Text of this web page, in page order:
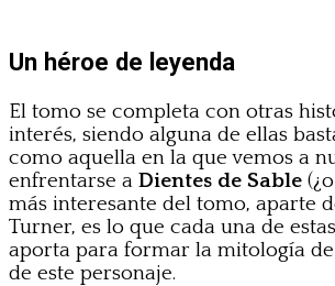
Un héroe de leyenda
El tomo se completa con otras
interés, siendo alguna de ellas
como aquella en la que vemos a
enfrentarse a Dientes de Sable
más interesante del tomo, aparte
Turner, es lo que cada una de
aporta para formar la mitología
de este personaje.